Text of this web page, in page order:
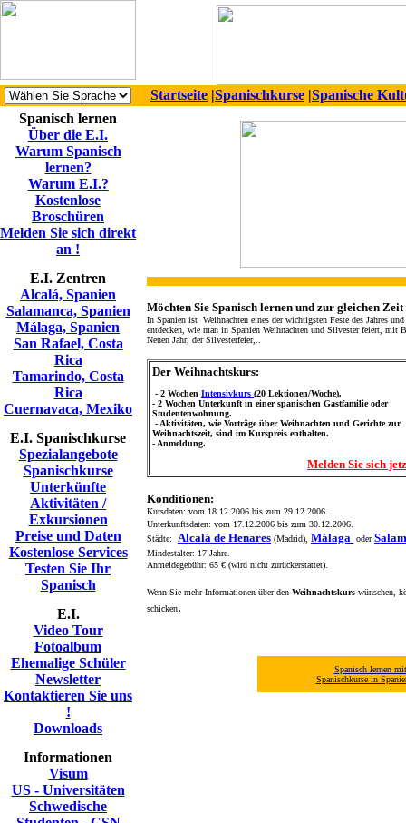
Startseite |Spanischkurse |Spanische
Spanisch lernen
Über die E.I.
Warum Spanisch
lernen?
Warum E.I.?
Kostenlose
Broschüren
Melden Sie sich direkt
an !
E.I. Zentren
Alcalá, Spanien
Salamanca, Spanien
Málaga, Spanien
San Rafael, Costa
Rica
Tamarindo, Costa
Rica
Cuernavaca, Mexiko
E.I. Spanischkurse
Spezialangebote
Spanischkurse
Unterkünfte
Aktivitäten /
Exkursionen
Preise und Daten
Kostenlose Services
Testen Sie Ihr
Spanisch
E.I.
Video Tour
Fotoalbum
Ehemalige Schüler
Newsletter
Kontaktieren Sie uns
!
Downloads
Informationen
Visum
US - Universitäten
Schwedische
Möchten Sie Spanisch lernen und zur gleichen
In Spanien ist Weihnachten eines der wichtigsten Feste des Jahres
entdecken, wie man in Spanien Weihnachten und Silvester feiert,
Neuen Jahr, der Silvesterfeier,..
Der Weihnachtskurs:
- 2 Wochen Intensivkurs (20 Lektionen/Woche).
- 2 Wochen Unterkunft in einer spanischen Gastfamilie oder
Studentenwohnung.
- Aktivitäten, wie Vorträge über Weihnachten und Gerichte zur
Weihnachtszeit, sind im Kurspreis enthalten.
- Anmeldung.
Melden Sie sich
Konditionen:
Kursdaten: vom 18.12.2006 bis zum 29.12.2006.
Unterkunftsdaten: vom 17.12.2006 bis zum 30.12.2006.
Städte:
Alcalá de Henares (Madrid), Málaga oder
Mindestalter: 17 Jahre.
Anmeldegebühr: 65 € (wird nicht zurückerstattet).
Wenn Sie mehr Informationen über den Weihnachtskurs wünschen,
schicken.
Spanisch lernen
Spanischkurse in